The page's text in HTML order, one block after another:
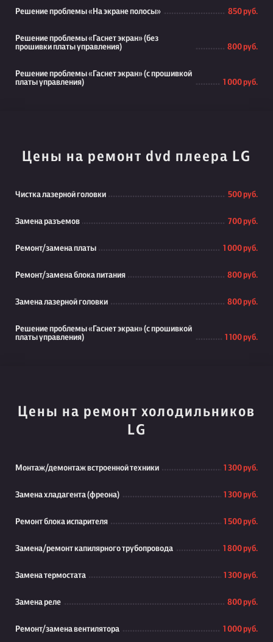
Решение проблемы «На экране полосы» 850 руб.
Решение проблемы «Гаснет экран» (без
прошивки платы управления)
800 руб.
Решение проблемы «Гаснет экран» (с прошивкой
платы управления)
1 000 руб.
Цены на ремонт dvd плеера LG
Чистка лазерной головки 500 руб.
Замена разъемов 700 руб.
Ремонт/замена платы 1 000 руб.
Ремонт/замена блока питания 800 руб.
Замена лазерной головки 800 руб.
Решение проблемы «Гаснет экран» (с прошивкой
платы управления)
1 100 руб.
Цены на ремонт холодильников
LG
Монтаж/демонтаж встроенной техники 1 300 руб.
Замена хладагента (фреона) 1 300 руб.
Ремонт блока испарителя 1 500 руб.
Замена/ремонт капилярного трубопровода 1 800 руб.
Замена термостата 1 300 руб.
Замена реле 800 руб.
Ремонт/замена вентилятора 1 000 руб.